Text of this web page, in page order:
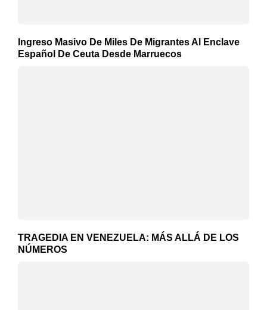
Ingreso Masivo De Miles De Migrantes Al Enclave
Español De Ceuta Desde Marruecos
TRAGEDIA EN VENEZUELA: MÁS ALLÁ DE LOS
NÚMEROS